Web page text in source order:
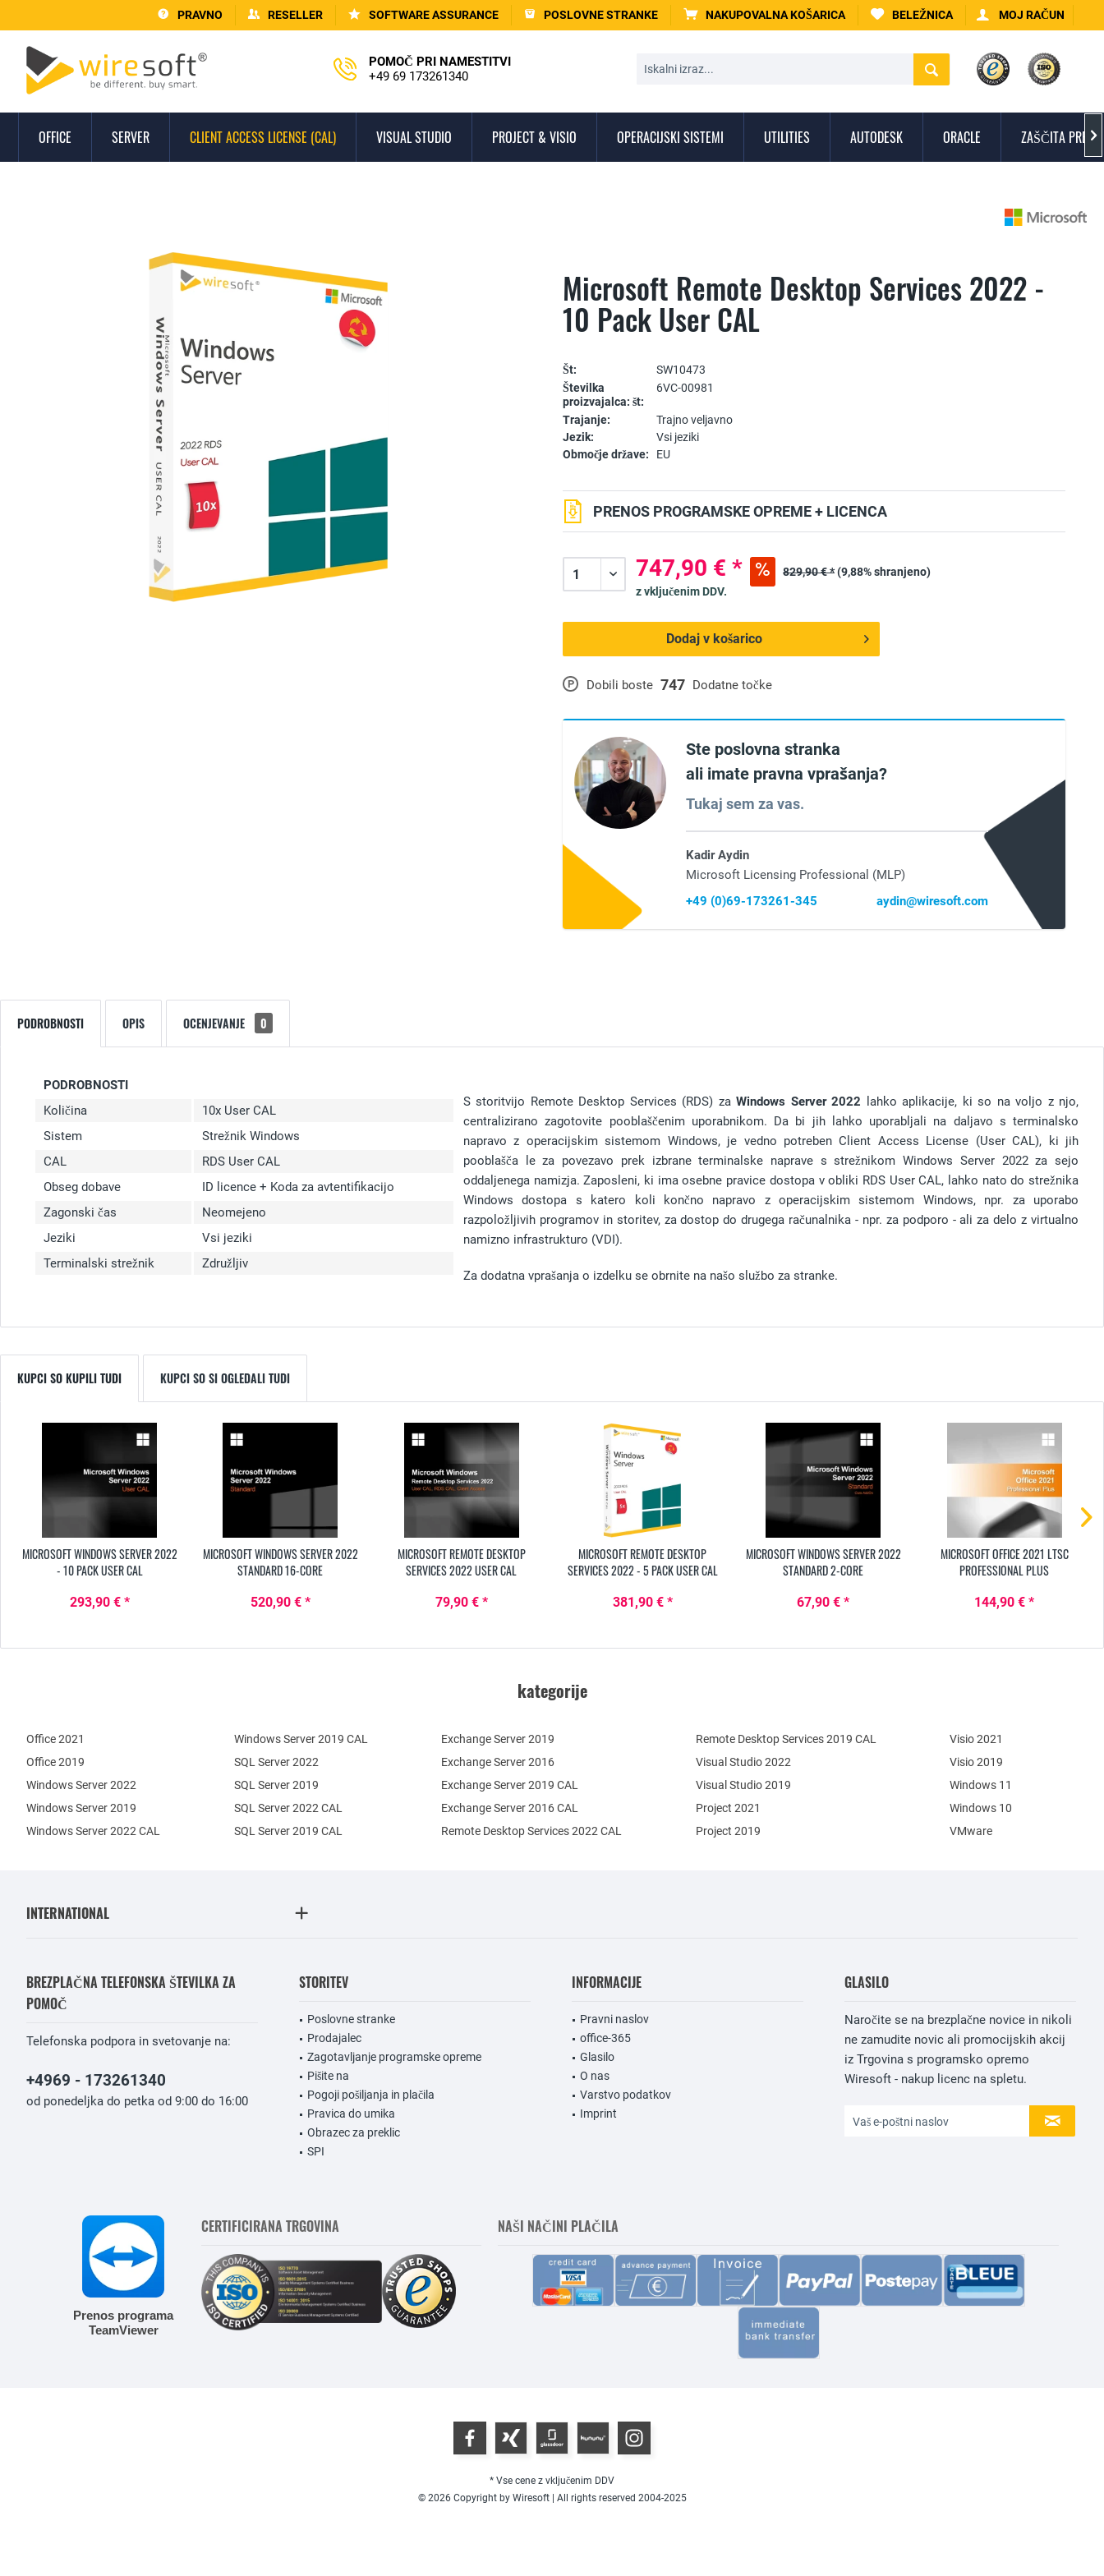
PRAVNO RESELLER SOFTWARE ASSURANCE POSLOVNE STRANKE NAKUPOVALNA KOŠARICA BELEŽNICA MOJ RAČUN
POMOČ PRI NAMESTITVI
+49 69 173261340
OFFICE SERVER CLIENT ACCESS LICENSE (CAL) VISUAL STUDIO PROJECT & VISIO OPERACIJSKI SISTEMI UTILITIES AUTODESK ORACLE ZAŠČITA PRED
Microsoft Remote Desktop Services 2022 -
10 Pack User CAL
Št:
SW10473
Številka
proizvajalca: št:
6VC-00981
Trajanje:
Trajno veljavno
Jezik:
Vsi jeziki
Območje države:
EU
P Dobili boste 747 Dodatne točke
PRENOS PROGRAMSKE OPREME + LICENCA
747,90 € * 829,90 € *(9,88% shranjeno)
z vključenim DDV.
Dodaj v košarico
Ste poslovna stranka
ali imate pravna vprašanja?
Tukaj sem za vas.
Kadir Aydin
Microsoft Licensing Professional (MLP)
+49 (0)69-173261-345
aydin@wiresoft.com
PODROBNOSTI OPIS OCENJEVANJE 0
PODROBNOSTI
Količina
10x User CAL
Sistem
Strežnik Windows
CAL
RDS User CAL
Obseg dobave
ID licence + Koda za avtentifikacijo
Zagonski čas
Neomejeno
Jeziki
Vsi jeziki
Terminalski strežnik
Združljiv
S storitvijo Remote Desktop Services (RDS) zaWindows Server 2022 lahko aplikacije, ki so na voljo z njo,
centralizirano zagotovite pooblaščenim uporabnikom. Da bi jih lahko uporabljali na daljavo s terminalsko
napravo z operacijskim sistemom Windows, je vedno potreben Client Access License (User CAL), ki jih
pooblašča le za povezavo prek izbrane terminalske naprave s strežnikom Windows Server 2022 za sejo
oddaljenega namizja. Zaposleni, ki ima osebne pravice dostopa v obliki RDS User CAL, lahko nato do strežnika
Windows dostopa s katero koli končno napravo z operacijskim sistemom Windows, npr. za uporabo
razpoložljivih programov in storitev, za dostop do drugega računalnika - npr. za podporo - ali za delo z virtualno
namizno infrastrukturo (VDI).
Za dodatna vprašanja o izdelku se obrnite na našo službo za stranke.
KUPCI SO KUPILI TUDI KUPCI SO SI OGLEDALI TUDI
MICROSOFT WINDOWS SERVER 2022
- 10 PACK USER CAL
293,90 € *
MICROSOFT WINDOWS SERVER 2022
STANDARD 16-CORE
520,90 € *
MICROSOFT REMOTE DESKTOP
SERVICES 2022 USER CAL
79,90 € *
MICROSOFT REMOTE DESKTOP
SERVICES 2022 - 5 PACK USER CAL
381,90 € *
MICROSOFT WINDOWS SERVER 2022
STANDARD 2-CORE
67,90 € *
MICROSOFT OFFICE 2021 LTSC
PROFESSIONAL PLUS
144,90 € *
kategorije
Office 2021
Office 2019
Windows Server 2022
Windows Server 2019
Exchange Server 2019
Exchange Server 2016
SQL Server 2022
SQL Server 2019
Windows Server 2022 CAL
Windows Server 2019 CAL
SQL Server 2022 CAL
SQL Server 2019 CAL
Remote Desktop Services 2022 CAL
Remote Desktop Services 2019 CAL
Exchange Server 2019 CAL
Exchange Server 2016 CAL
Visual Studio 2022
Visual Studio 2019
Project 2021
Project 2019
Visio 2021
Visio 2019
Windows 11
Windows 10
VMware
INTERNATIONAL
BREZPLAČNA TELEFONSKA ŠTEVILKA ZA
POMOČ
Telefonska podpora in svetovanje na:
+4969 - 173261340
od ponedeljka do petka od 9:00 do 16:00
STORITEV
Poslovne stranke
Prodajalec
Zagotavljanje programske opreme
Pišite na
Pogoji pošiljanja in plačila
Pravica do umika
Obrazec za preklic
SPI
INFORMACIJE
Pravni naslov
office-365
Glasilo
O nas
Varstvo podatkov
Imprint
GLASILO
Naročite se na brezplačne novice in nikoli
ne zamudite novic ali promocijskih akcij
iz Trgovina s programsko opremo
Wiresoft - nakup licenc na spletu.
Prenos programa
TeamViewer
CERTIFICIRANA TRGOVINA NAŠI NAČINI PLAČILA
* Vse cene z vključenim DDV
© 2026 Copyright by Wiresoft | All rights reserved 2004-2025